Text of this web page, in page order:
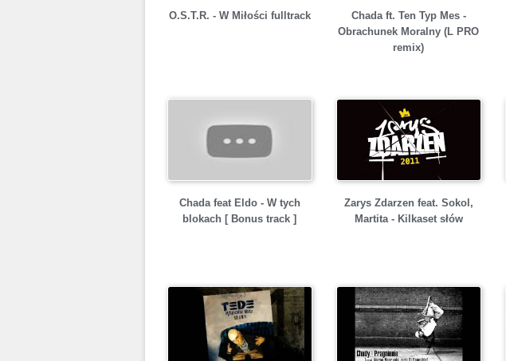
O.S.T.R. - W Miłości fulltrack
Chada ft. Ten Typ Mes -
Obrachunek Moralny (L PRO
remix)
Chada feat Eldo - W tych
blokach [ Bonus track ]
Zarys Zdarzen feat. Sokol,
Martita - Kilkaset słów